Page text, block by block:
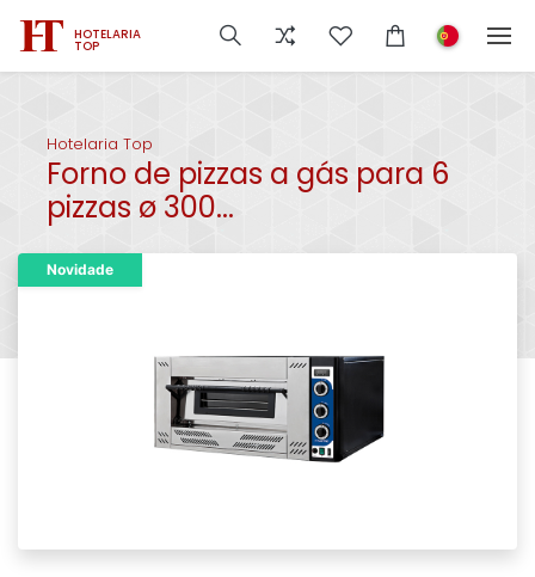
HOTELARIA
TOP
Hotelaria Top
Forno de pizzas a gás para 6
pizzas ø 300...
Novidade